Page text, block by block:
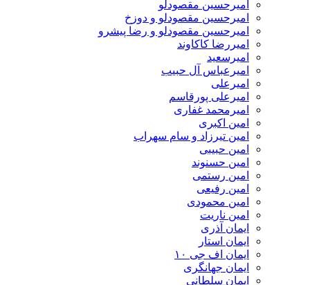
امیرحسین مقصودلو
امیرحسین مقصودلو و دوزخ
امیرحسین مقصودلو و رضا پیشرو
امیررضا کاکاوند
امیرسعید
امیرعباس آل حبیب
امیرعلی
امیرعلی پورقاسم
امیرمحمد غفاری
امین اکبری
امین تیرزاد و سام سهراب
امین حبیبی
امین حسنوند
امین رستمی
امین رفیعی
امین محمودی
امین ناریت
ایمان آذری
ایمان استار
ایمان اف جی ۱۰
ایمان جهانگری
ایمان سلطانی